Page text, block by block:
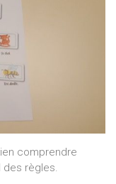
comprendre
règles.